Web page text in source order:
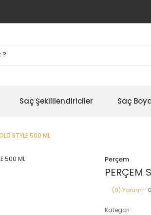
Saç Şekilllendiriciler Saç
STYLE 500 ML
Perçem
PERÇEM
(0) Yorum -
Kategori